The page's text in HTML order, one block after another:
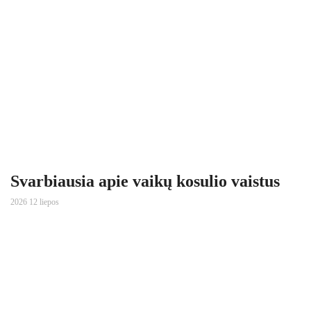
Svarbiausia apie vaikų kosulio vaistus
2026 12 liepos